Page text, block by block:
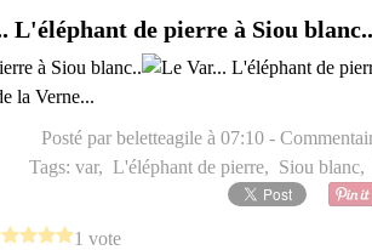
L'éléphant de pierre à Siou
à Siou blanc..
la Verne...
Posté par beletteagile à 07:10 -
Tags: var, L'éléphant de pierre, Siou blanc,
1 vote